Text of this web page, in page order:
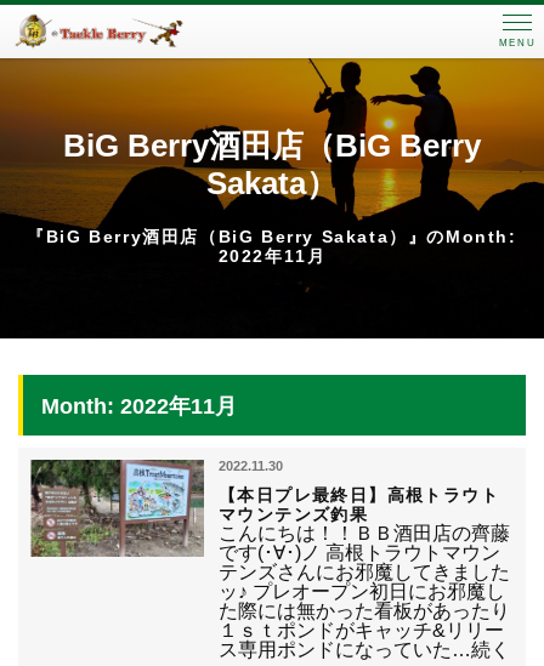
MENU
BiG Berry酒田店（BiG Berry
Sakata）
『BiG Berry酒田店（BiG Berry Sakata）』のMonth:
2022年11月
Month: 2022年11月
2022.11.30
【本日プレ最終日】高根トラウト
マウンテンズ釣果
こんにちは！！ＢＢ酒田店の齊藤
です(･∀･)ノ 高根トラウトマウン
テンズさんにお邪魔してきました
ッ♪ プレオープン初日にお邪魔し
た際には無かった看板があったり
１ｓｔポンドがキャッチ&リリー
ス専用ポンドになっていた…続く